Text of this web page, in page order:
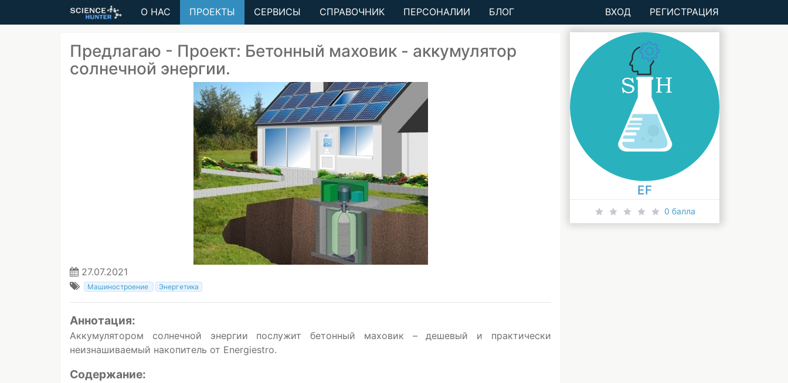
О НАС ПРОЕКТЫ СЕРВИСЫ СПРАВОЧНИК ПЕРСОНАЛИИ БЛОГ ВХОД РЕГИСТРАЦИЯ
Предлагаю - Проект: Бетонный маховик - аккумулятор
солнечной энергии.
27.07.2021
Машиностроение Энергетика
Аннотация:
Аккумулятором солнечной энергии послужит бетонный маховик – дешевый и практически
неизнашиваемый накопитель от Energiestro.
Содержание:
EF
0 балла